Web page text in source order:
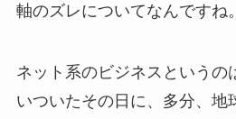
軸のズレについてなんですね。
ネット系のビジネスというの
いついたその日に、多分、地